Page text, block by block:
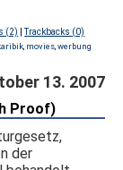
(2) |Trackbacks (0)
, movies, werbung
13. 2007
Proof)
der